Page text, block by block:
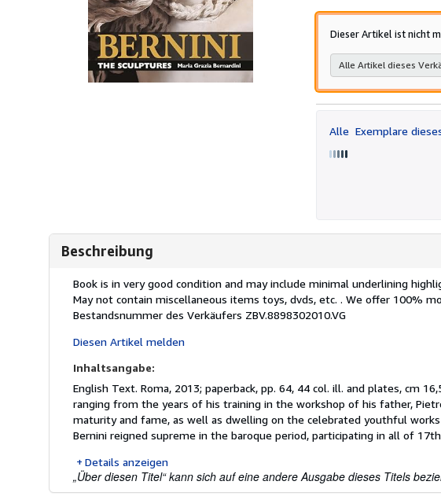
Dieser Artikel ist nicht
Alle Artikel dieses
Alle Exemplare
Beschreibung
Beschreibung:
Book is in very good condition and may include minimal underlining
May not contain miscellaneous items toys, dvds, etc. . We offer 100%
Bestandsnummer des Verkäufers ZBV.8898302010.VG
Diesen Artikel melden
Inhaltsangabe:
English Text. Roma, 2013; paperback, pp. 64, 44 col. ill. and plates, cm
ranging from the years of his training in the workshop of his father,
maturity and fame, as well as dwelling on the celebrated youthful works
Bernini reigned supreme in the baroque period, participating in all of
Details anzeigen
„Über diesen Titel“ kann sich auf eine andere Ausgabe dieses Titels